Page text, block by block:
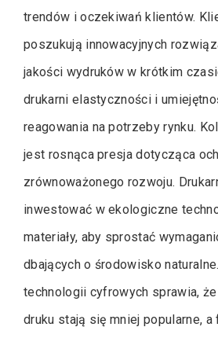
trendów i oczekiwań klientów.
poszukują innowacyjnych
jakości wydruków w krótkim
drukarni elastyczności i
reagowania na potrzeby rynku.
jest rosnąca presja dotycząca
zrównoważonego rozwoju.
inwestować w ekologiczne
materiały, aby sprostać
dbających o środowisko
technologii cyfrowych sprawia,
druku stają się mniej popularne,